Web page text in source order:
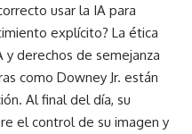
usar la IA para
explícito? La ética
derechos de semejanza
como Downey Jr. están
Al final del día, su
el control de su imagen y